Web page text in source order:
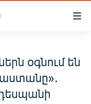
օգնում են